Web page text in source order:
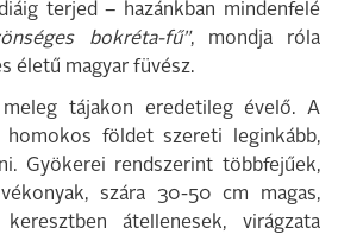
terjed – hazánkban mindenfelé
bokréta-fű”, mondja róla
életű magyar füvész.
tájakon eredetileg évelő. A
homokos földet szereti leginkább,
Gyökerei rendszerint többfejűek,
szára 30-50 cm magas,
átellenesek, virágzata